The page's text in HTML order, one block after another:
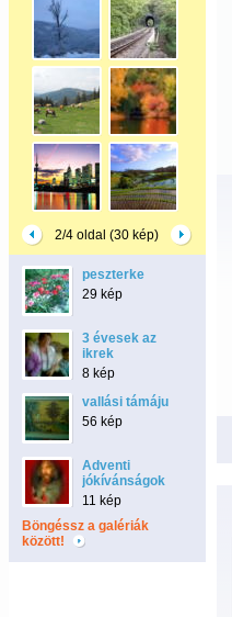
2/4 oldal (30 kép)
peszterke
29 kép
3 évesek az
ikrek
8 kép
vallási támáju
56 kép
Adventi
jókívánságok
11 kép
Böngéssz a galériák
között!